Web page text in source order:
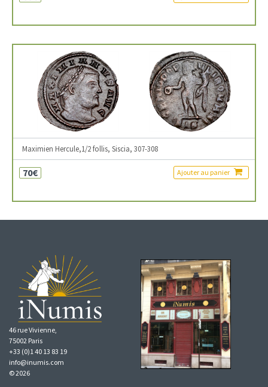
Maximien Hercule,1/2 follis, Siscia, 307-308
70€ Ajouter au panier
46 rue Vivienne,
75002 Paris
+33 (0)1 40 13 83 19
info@inumis.com
© 2026